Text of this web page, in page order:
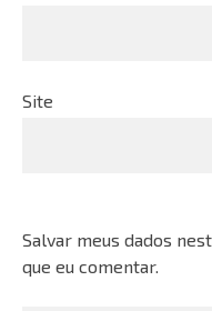
Site
Salvar meus dados
que eu comentar.